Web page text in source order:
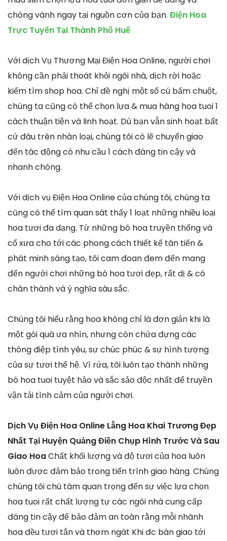
chóng vánh ngay tại nguồn cơn của bạn. Điện Hoa
Trực Tuyến Tại Thành Phố Huế
Với dịch Vụ Thương Mại Điện Hoa Online, người chơi
không cần phải thoát khỏi ngôi nhà, dịch rời hoặc
kiếm tìm shop hoa. Chỉ đề nghị một số cú bấm chuột,
chúng ta cũng có thể chọn lựa & mua hàng hoa tuoi 1
cách thuận tiện và linh hoạt. Dù bạn vẫn sinh hoạt bất
cứ đâu trên nhân loại, chúng tôi có lẽ chuyển giao
đến tác động có nhu cầu 1 cách đáng tin cậy và
nhanh chóng.
Với dịch vụ Điện Hoa Online của chúng tôi, chúng ta
cũng có thể tìm quan sát thấy 1 loạt những nhiều loại
hoa tươi đa dạng. Từ những bó hoa truyền thống và
cổ xưa cho tới các phong cách thiết kế tân tiến &
phát minh sáng tạo, tôi cam đoan đem đến mang
đến người chơi những bó hoa tươi đẹp, rất dị & có
chân thành và ý nghĩa sâu sắc.
Chúng tôi hiểu rằng hoa không chỉ là đơn giản khi là
một gói quà ưa nhìn, nhưng còn chứa đựng các
thông điệp tình yêu, sự chúc phúc & sự hình tượng
của sự tươi thế hệ. Vì rứa, tôi luôn tạo thành những
bó hoa tuoi tuyệt hảo và sắc sảo độc nhất để truyền
vận tải tình cảm của người chơi.
Dịch Vụ Điện Hoa Online Lẵng Hoa Khai Trương Đẹp
Nhất Tại Huyện Quảng Điền Chụp Hình Trước Và Sau
Giao HoaChất khối lượng và độ tươi của hoa luôn
luôn được đảm bảo trong tiến trình giao hàng. Chúng
chúng tôi chú tâm quan trọng đến sự việc lựa chọn
hoa tuoi rất chất lượng tự các ngôi nhà cung cấp
đáng tin cậy để bảo đảm an toàn rằng mỗi nhành
hoa đều tươi tắn và thơm ngát Khi đc bàn giao tới